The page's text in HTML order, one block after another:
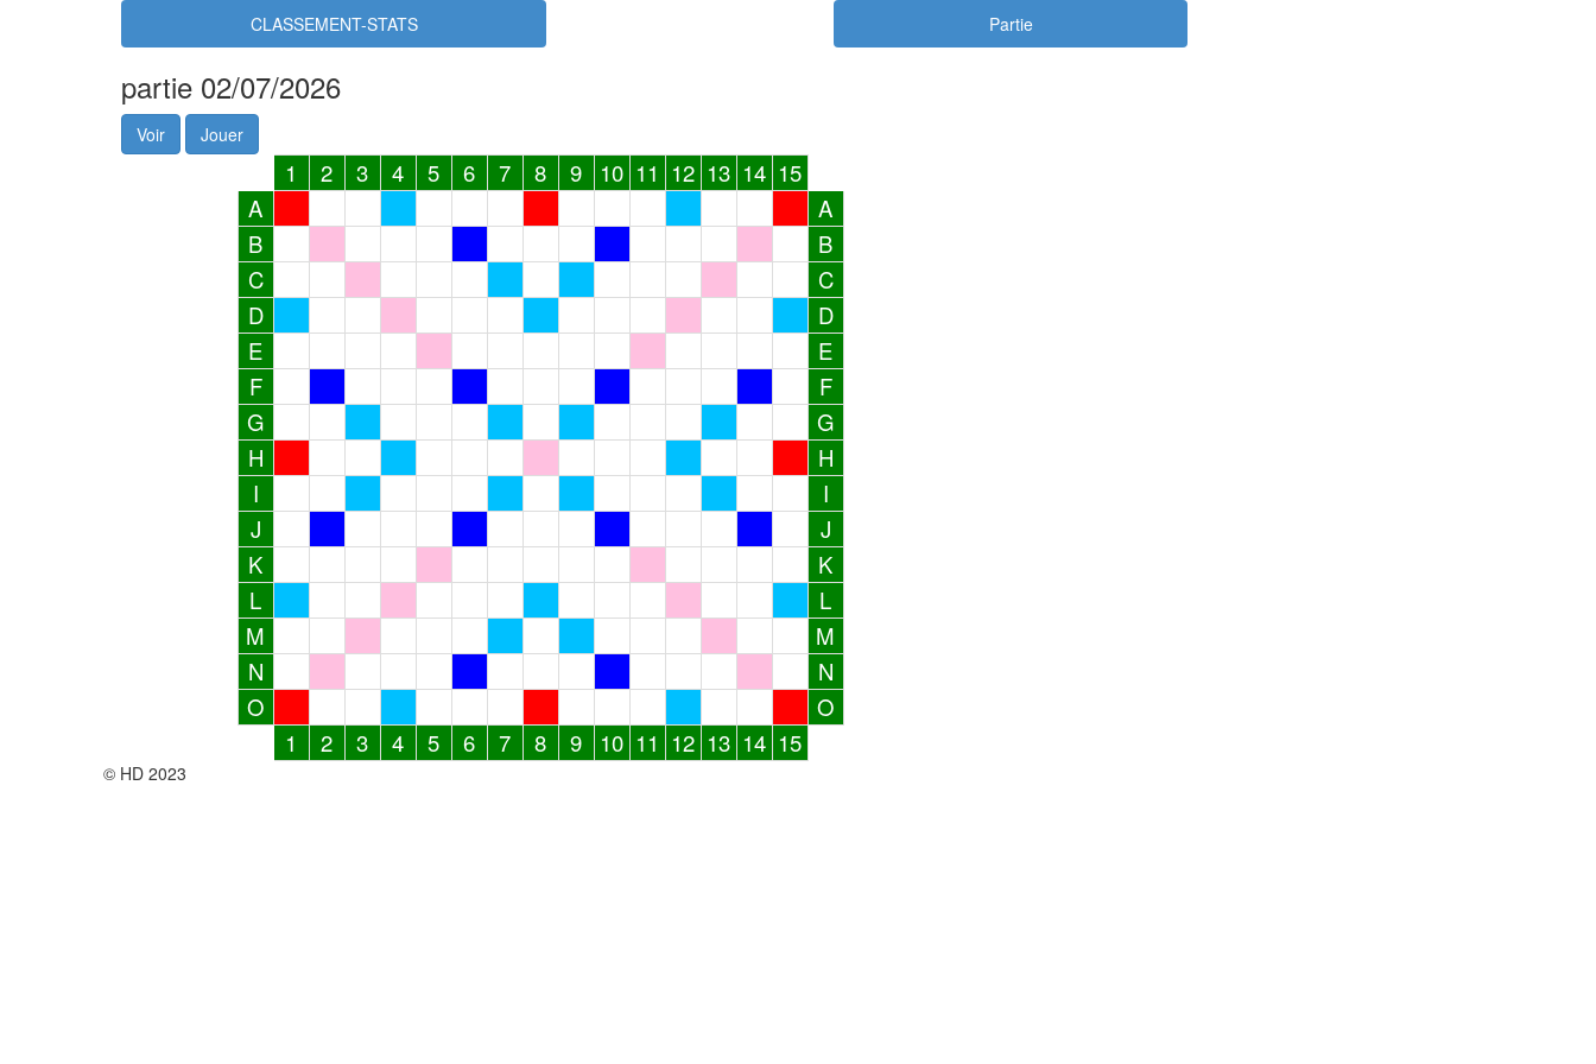
CLASSEMENT-STATS Partie
partie 02/07/2026
Voir Jouer
1 2 3 4 5 6 7 8 9 10 11 12 13 14 15
A
A
B
B
C
C
D
D
E
E
F
F
G
G
H
H
I
I
J
J
K
K
L
L
M
M
N
N
O
O
1
2 3 4 5 6 7 8 9 10 11 12 13 14 15
© HD 2023